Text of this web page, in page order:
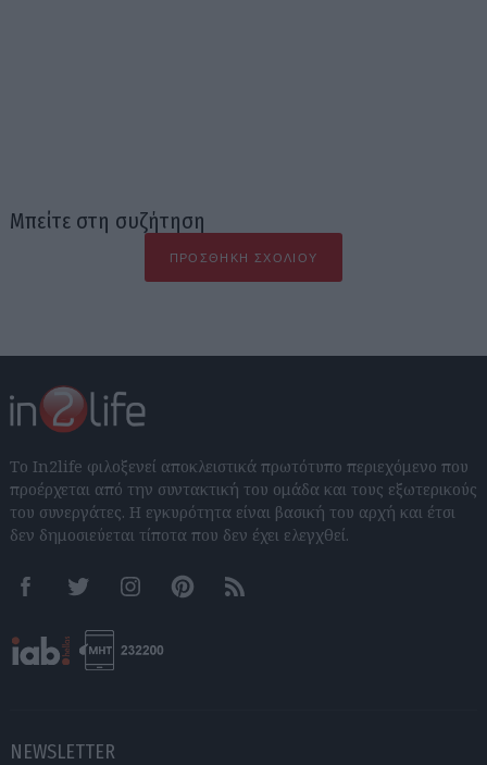
Μπείτε στη συζήτηση
ΠΡΟΣΘΉΚΗ ΣΧΟΛΊΟΥ
Το In2life φιλοξενεί αποκλειστικά πρωτότυπο περιεχόμενο που
προέρχεται από την συντακτική του ομάδα και τους εξωτερικούς
του συνεργάτες. Η εγκυρότητα είναι βασική του αρχή και έτσι
δεν δημοσιεύεται τίποτα που δεν έχει ελεγχθεί.
FacebookTwitter InstagramPinterestRSS feeds
NEWSLETTER